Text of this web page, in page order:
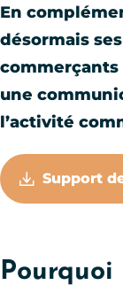
En
désormais
une
l’activité
Support